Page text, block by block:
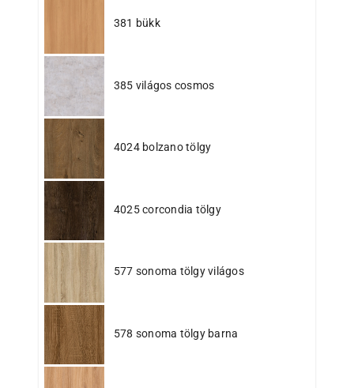
381 bükk
385 világos cosmos
4024 bolzano tölgy
4025 corcondia tölgy
577 sonoma tölgy világos
578 sonoma tölgy barna